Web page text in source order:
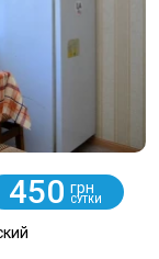
450 грн
СУТКИ